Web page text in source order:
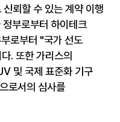
뢰할 수 있는 계약 이행
부로부터 하이테크
로부터 "국가 선도
. 또한 가리스의
및 국제 표준화 기구
로서의 심사를